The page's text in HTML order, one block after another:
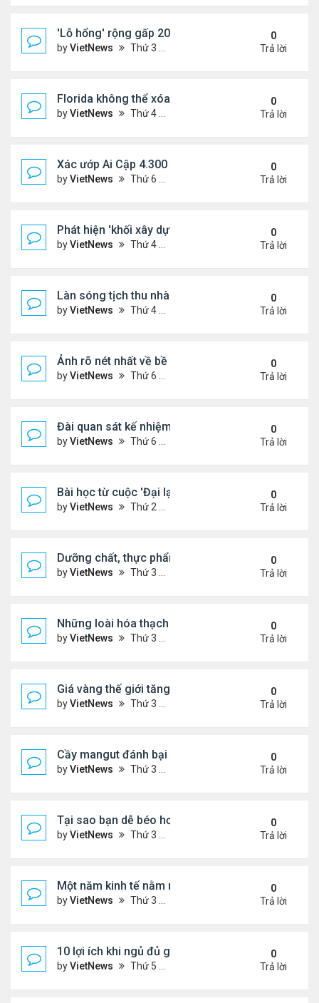
'Lỗ hổng' rộng gấp 20 lần Trái Đất xuất hiện trên
byVietNews Thứ 3 Tháng 3 28, 2023 5:56 pm
0
Trả lời
Florida không thể xóa sổ Trăn Miến Điện
byVietNews Thứ 4 Tháng 3 22, 2023 5:29 pm
0
Trả lời
Xác ướp Ai Cập 4.300 năm phủ đầy vàng lá
byVietNews Thứ 6 Tháng 1 27, 2023 2:01 pm
0
Trả lời
Phát hiện 'khối xây dựng sự sống' lạnh nhất vũ trụ
byVietNews Thứ 4 Tháng 1 25, 2023 4:26 pm
0
Trả lời
Làn sóng tịch thu nhà
byVietNews Thứ 4 Tháng 1 25, 2023 3:27 pm
0
Trả lời
Ảnh rõ nét nhất về bề mặt Mặt Trăng chụp từ Trái
byVietNews Thứ 6 Tháng 1 13, 2023 1:28 pm
0
Trả lời
Đài quan sát kế nhiệm kính viễn vọng James Webb
byVietNews Thứ 6 Tháng 1 13, 2023 10:09 am
0
Trả lời
Bài học từ cuộc 'Đại lạm phát' cách đây 500 năm
byVietNews Thứ 2 Tháng 1 02, 2023 3:40 pm
0
Trả lời
Dưỡng chất, thực phẩm tốt cho người cao huyết
byVietNews Thứ 3 Tháng 12 13, 2022 11:14 am
0
Trả lời
Những loài hóa thạch sống tồn tại lâu nhất trên
byVietNews Thứ 3 Tháng 12 13, 2022 11:11 am
0
Trả lời
Giá vàng thế giới tăng thẳng đứng
byVietNews Thứ 3 Tháng 12 13, 2022 10:54 am
0
Trả lời
Cầy mangut đánh bại rắn mamba đen
byVietNews Thứ 3 Tháng 12 13, 2022 10:50 am
0
Trả lời
Tại sao bạn dễ béo hơn vào mùa đông?
byVietNews Thứ 3 Tháng 12 13, 2022 10:42 am
0
Trả lời
Một năm kinh tế nằm ngoài dự liệu của Fed
byVietNews Thứ 3 Tháng 12 13, 2022 10:35 am
0
Trả lời
10 lợi ích khi ngủ đủ giấc
byVietNews Thứ 5 Tháng 12 08, 2022 5:04 pm
0
Trả lời